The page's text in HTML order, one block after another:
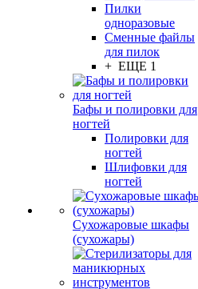
Пилки
одноразовые
Сменные файлы
для пилок
+ ЕЩЕ 1
Бафы и полировки для
ногтей
Полировки для
ногтей
Шлифовки для
ногтей
Сухожаровые шкафы
(сухожары)